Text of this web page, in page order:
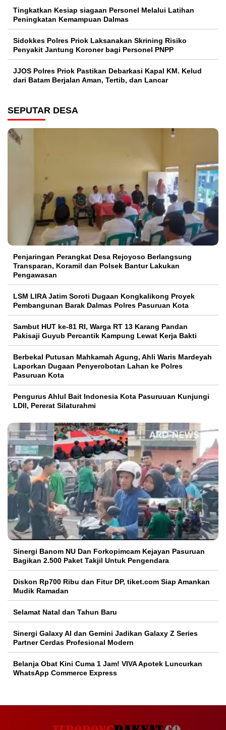
Tingkatkan Kesiap siagaan Personel Melalui Latihan
Peningkatan Kemampuan Dalmas
Sidokkes Polres Priok Laksanakan Skrining Risiko
Penyakit Jantung Koroner bagi Personel PNPP
JJOS Polres Priok Pastikan Debarkasi Kapal KM. Kelud
dari Batam Berjalan Aman, Tertib, dan Lancar
SEPUTAR DESA
Penjaringan Perangkat Desa Rejoyoso Berlangsung
Transparan, Koramil dan Polsek Bantur Lakukan
Pengawasan
LSM LIRA Jatim Soroti Dugaan Kongkalikong Proyek
Pembangunan Barak Dalmas Polres Pasuruan Kota
Sambut HUT ke-81 RI, Warga RT 13 Karang Pandan
Pakisaji Guyub Percantik Kampung Lewat Kerja Bakti
Berbekal Putusan Mahkamah Agung, Ahli Waris Mardeyah
Laporkan Dugaan Penyerobotan Lahan ke Polres
Pasuruan Kota
Pengurus Ahlul Bait Indonesia Kota Pasuruuan Kunjungi
LDII, Pererat Silaturahmi
Sinergi Banom NU Dan Forkopimcam Kejayan Pasuruan
Bagikan 2.500 Paket Takjil Untuk Pengendara
Diskon Rp700 Ribu dan Fitur DP, tiket.com Siap Amankan
Mudik Ramadan
Selamat Natal dan Tahun Baru
Sinergi Galaxy AI dan Gemini Jadikan Galaxy Z Series
Partner Cerdas Profesional Modern
Belanja Obat Kini Cuma 1 Jam! VIVA Apotek Luncurkan
WhatsApp Commerce Express